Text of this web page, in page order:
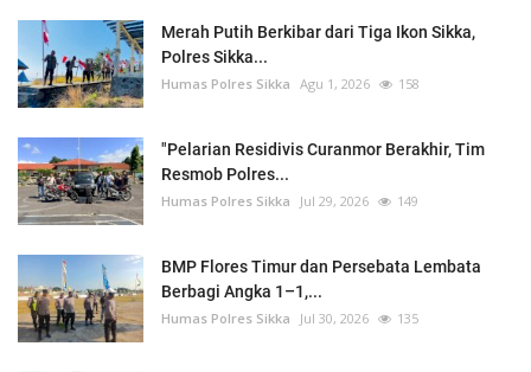
Merah Putih Berkibar dari Tiga Ikon Sikka,
Polres Sikka...
Humas Polres Sikka Agu 1, 2026 158
"Pelarian Residivis Curanmor Berakhir, Tim
Resmob Polres...
Humas Polres Sikka Jul 29, 2026 149
BMP Flores Timur dan Persebata Lembata
Berbagi Angka 1–1,...
Humas Polres Sikka Jul 30, 2026 135